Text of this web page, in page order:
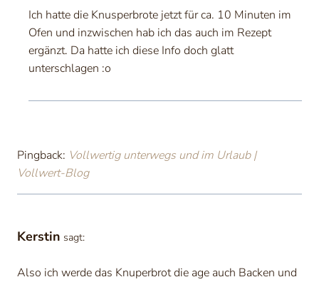
Ich hatte die Knusperbrote jetzt für ca. 10 Minuten im
Ofen und inzwischen hab ich das auch im Rezept
ergänzt. Da hatte ich diese Info doch glatt
unterschlagen :o
Pingback: Vollwertig unterwegs und im Urlaub |
Vollwert-Blog
Kerstin sagt:
Also ich werde das Knuperbrot die age auch Backen und